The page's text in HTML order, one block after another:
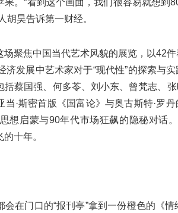
。“看到这个画面，我们很容易就想到
胡昊告诉第一财经。
场聚焦中国当代艺术风貌的展览，以42
济发展中艺术家对于“现代性”的探索与
括蔡国强、何多苓、刘小东、曾梵志、
·斯密首版《国富论》与奥古斯特·罗
想启蒙与90年代市场狂飙的隐秘对话
十年。
在门口的“报刊亭”拿到一份橙色的《